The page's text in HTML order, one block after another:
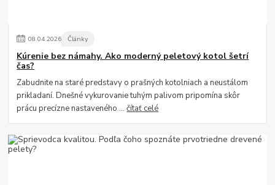
08.04.2026 Články
Kúrenie bez námahy. Ako moderný peletový kotol šetrí
čas?
Zabudnite na staré predstavy o prašných kotolniach a neustálom
prikladaní. Dnešné vykurovanie tuhým palivom pripomína skôr
prácu precízne nastaveného ...čítať celé